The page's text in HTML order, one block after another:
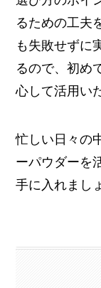
るための工夫
も失敗せずに
るので、初め
心して活用い
忙しい日々の
ーパウダーを
手に入れまし